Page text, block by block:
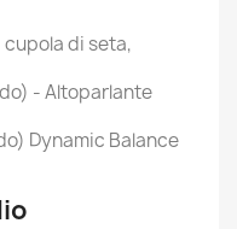
di seta,
- Altoparlante
Dynamic Balance